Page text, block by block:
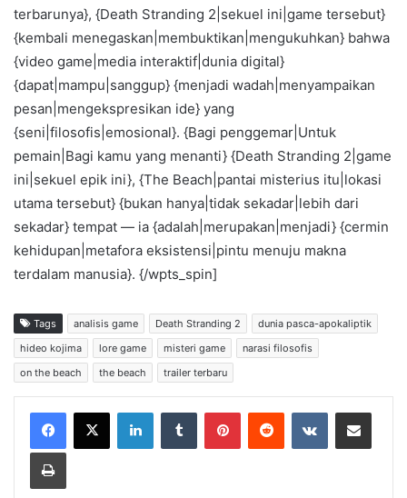
terbarunya}, {Death Stranding 2|sekuel ini|game tersebut}
{kembali menegaskan|membuktikan|mengukuhkan} bahwa
{video game|media interaktif|dunia digital}
{dapat|mampu|sanggup} {menjadi wadah|menyampaikan
pesan|mengekspresikan ide} yang
{seni|filosofis|emosional}. {Bagi penggemar|Untuk
pemain|Bagi kamu yang menanti} {Death Stranding 2|game
ini|sekuel epik ini}, {The Beach|pantai misterius itu|lokasi
utama tersebut} {bukan hanya|tidak sekadar|lebih dari
sekadar} tempat — ia {adalah|merupakan|menjadi} {cermin
kehidupan|metafora eksistensi|pintu menuju makna
terdalam manusia}. {/wpts_spin]
Tags analisis game Death Stranding 2
dunia pasca-apokaliptik
hideo kojima
lore game misteri game
narasi filosofis
on the beach
the beach trailer terbaru